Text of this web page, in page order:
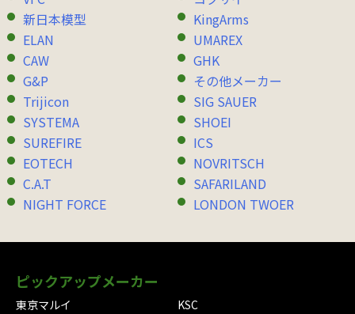
新日本模型
KingArms
ELAN
UMAREX
CAW
GHK
G&P
その他メーカー
Trijicon
SIG SAUER
SYSTEMA
SHOEI
SUREFIRE
ICS
EOTECH
NOVRITSCH
C.A.T
SAFARILAND
NIGHT FORCE
LONDON TWOER
ピックアップメーカー
東京マルイ
KSC